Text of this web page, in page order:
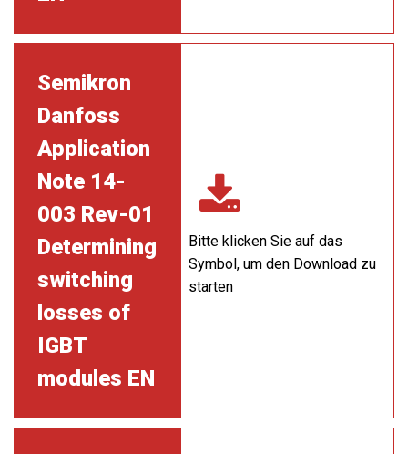
Semikron
Danfoss
Application
Note 14-
003 Rev-01
Determining
switching
losses of
IGBT
modules EN
Bitte klicken Sie auf das
Symbol, um den Download zu
starten